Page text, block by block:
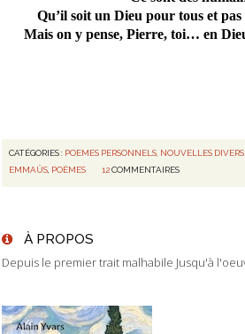
Qu’il soit un Dieu pour tous et
Mais on y pense, Pierre, toi… en
CATÉGORIES : POEMES PERSONNELS, NOUVELLES
EMMAÜS POÈMES 12 COMMENTAIRES
À PROPOS
Depuis le premier trait malhabile Jusqu'à